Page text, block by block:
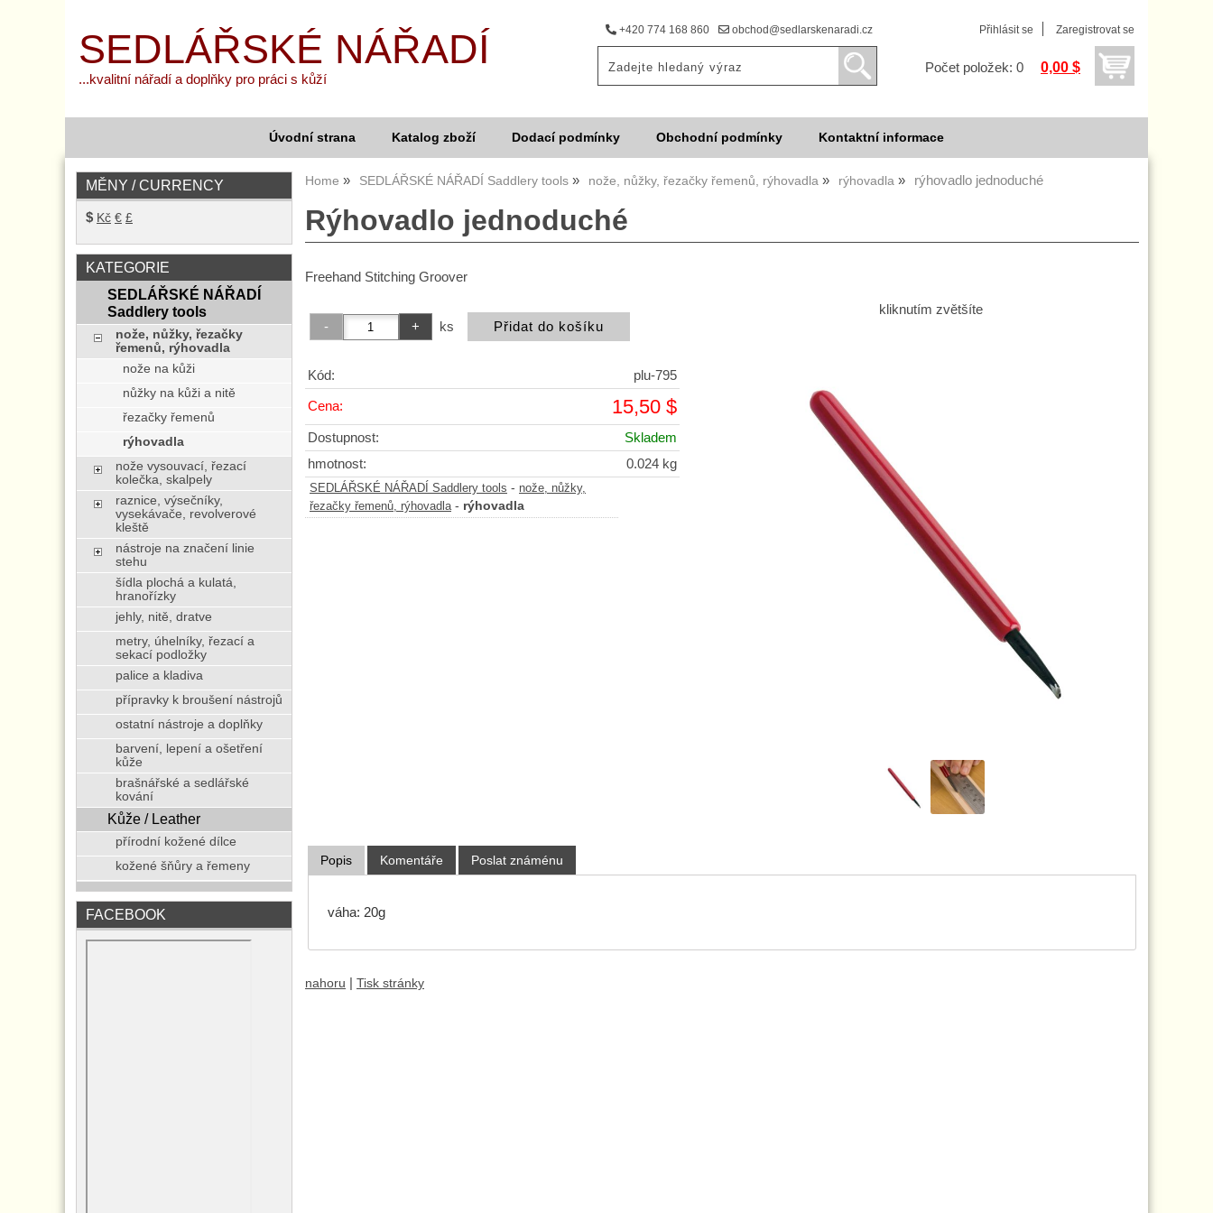
+420 774 168 860 obchod@sedlarskenaradi.cz Přihlásit se Zaregistrovat se
Počet položek: 0 0,00 $
SEDLÁŘSKÉ NÁŘADÍ
...kvalitní nářadí a doplňky pro práci s kůží
Úvodní strana Katalog zboží Dodací podmínky Obchodní podmínky Kontaktní informace
Home SEDLÁŘSKÉ NÁŘADÍ Saddlery tools nože, nůžky, řezačky řemenů, rýhovadla rýhovadla rýhovadlo jednoduché
Rýhovadlo jednoduché
Freehand Stitching Groover
kliknutím zvětšíte
ks
Kód: plu-795
Cena: 15,50 $
Dostupnost:
Skladem
hmotnost:
0.024 kg
SEDLÁŘSKÉ NÁŘADÍ Saddlery tools - nože, nůžky,
řezačky řemenů, rýhovadla - rýhovadla
Popis Komentáře Poslat známénu
váha: 20g
nahoru Tisk stránky
MĚNY / CURRENCY
$ Kč € £
KATEGORIE
SEDLÁŘSKÉ NÁŘADÍ
Saddlery tools
nože, nůžky, řezačky
řemenů, rýhovadla
nože na kůži
nůžky na kůži a nitě
řezačky řemenů
rýhovadla
nože vysouvací, řezací
kolečka, skalpely
raznice, výsečníky,
vysekávače, revolverové
kleště
nástroje na značení linie
stehu
šídla plochá a kulatá,
hranořízky
jehly, nitě, dratve
metry, úhelníky, řezací a
sekací podložky
palice a kladiva
přípravky k broušení nástrojů
ostatní nástroje a doplňky
barvení, lepení a ošetření
kůže
brašnářské a sedlářské
kování
Kůže / Leather
přírodní kožené dílce
kožené šňůry a řemeny
FACEBOOK